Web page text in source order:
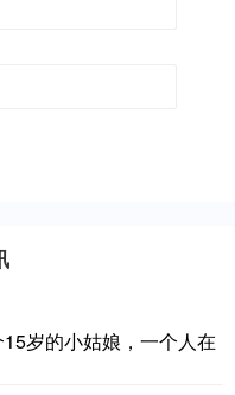
岁的小姑娘，一个人在